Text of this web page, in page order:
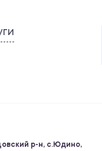
р-н, с.Юдино,